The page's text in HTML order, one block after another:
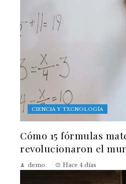
CIENCIA Y TECNOLOGÍA
Cómo 15 fórmulas
revolucionaron el
demo Hace 4 días